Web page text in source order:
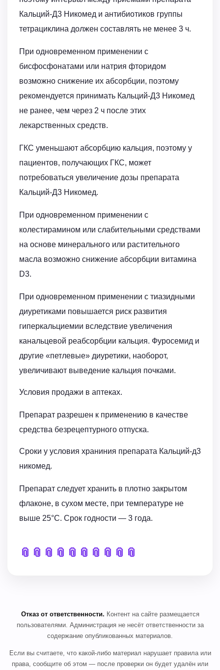
Кальций-Д3 Никомед и антибиотиков группы
тетрациклина должен составлять не менее 3 ч.
При одновременном применении с
бисфосфонатами или натрия фторидом
возможно снижение их абсорбции, поэтому
рекомендуется принимать Кальций-Д3 Никомед
не ранее, чем через 2 ч после этих
лекарственных средств.
ГКС уменьшают абсорбцию кальция, поэтому у
пациентов, получающих ГКС, может
потребоваться увеличение дозы препарата
Кальций-Д3 Никомед.
При одновременном применении с
колестирамином или слабительными средствами
на основе минерального или растительного
масла возможно снижение абсорбции витамина
D3.
При одновременном применении с тиазидными
диуретиками повышается риск развития
гиперкальциемии вследствие увеличения
канальцевой реабсорбции кальция. Фуросемид и
другие «петлевые» диуретики, наоборот,
увеличивают выведение кальция почками.
Условия продажи в аптеках.
Препарат разрешен к применению в качестве
средства безрецептурного отпуска.
Сроки у условия храниния препарата Кальций-д3
никомед.
Препарат следует хранить в плотно закрытом
флаконе, в сухом месте, при температуре не
выше 25°C. Срок годности — 3 года.
📎 📎 📎 📎 📎 📎 📎 📎 📎 📎
Отказ от ответственности. Контент на сайте размещается
пользователями. Администрация не несёт ответственности за
содержание опубликованных материалов.
Если вы считаете, что какой-либо материал нарушает правила или
права, сообщите об этом — после проверки он будет удалён или